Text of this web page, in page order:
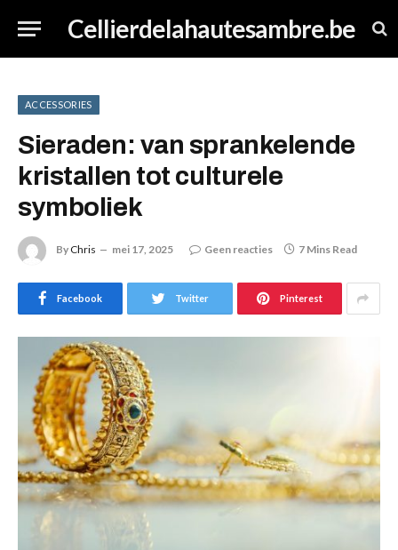
Cellierdelahautesambre.be
ACCESSORIES
Sieraden: van sprankelende
kristallen tot culturele
symboliek
By Chris mei 17, 2025 Geen reacties 7 Mins Read
Facebook Twitter Pinterest